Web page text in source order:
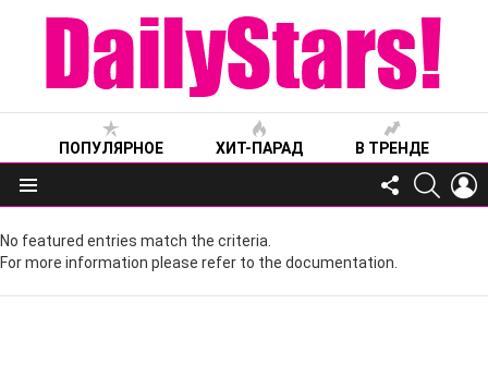
ПОПУЛЯРНОЕ ХИТ-ПАРАД В ТРЕНДЕ
Меню
FOLLOW
US
No featured entries match the criteria.
For more information please refer to the documentation.